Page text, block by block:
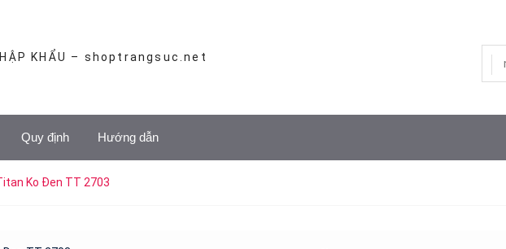
KHẨU – shoptrangsuc.net
Quy định Hướng dẫn
Ko Đen TT 2703